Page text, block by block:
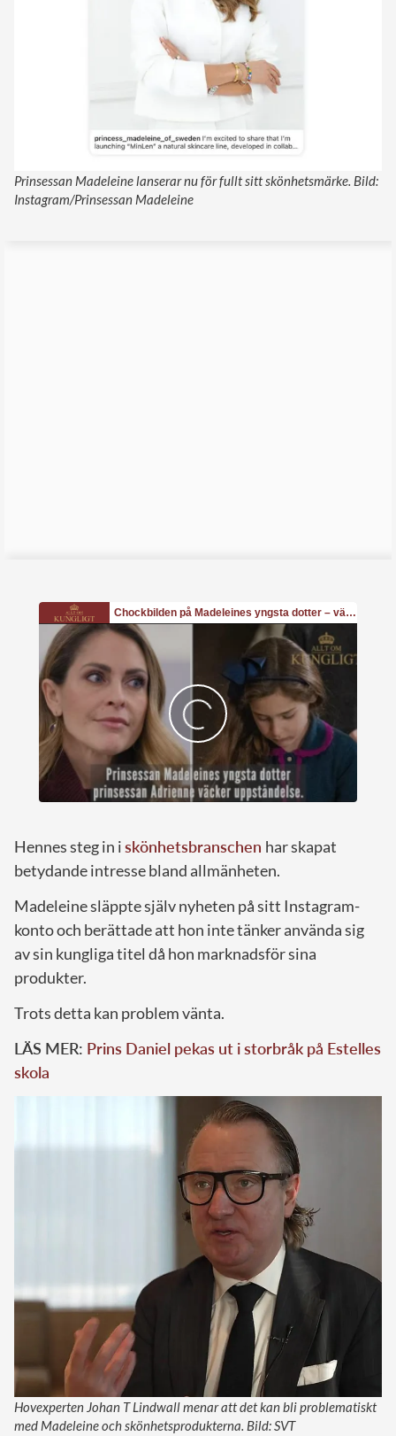
Prinsessan Madeleine lanserar nu för fullt sitt skönhetsmärke. Bild:
Instagram/Prinsessan Madeleine
Hennes steg in iskönhetsbranschen har skapat
betydande intresse bland allmänheten.
Madeleine släppte själv nyheten på sitt Instagram-
konto och berättade att hon inte tänker använda sig
av sin kungliga titel då hon marknadsför sina
produkter.
Trots detta kan problem vänta.
LÄS MER: Prins Daniel pekas ut i storbråk på Estelles
skola
Hovexperten Johan T Lindwall menar att det kan bli problematiskt
med Madeleine och skönhetsprodukterna. Bild: SVT